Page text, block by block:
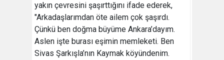
yakın çevresini şaşırttığını ifade ederek,
"Arkadaşlarımdan öte ailem çok şaşırdı.
Çünkü ben doğma büyüme Ankara’dayım.
Aslen işte burası eşimin memleketi. Ben
Sivas Şarkışla’nın Kaymak köyündenim.